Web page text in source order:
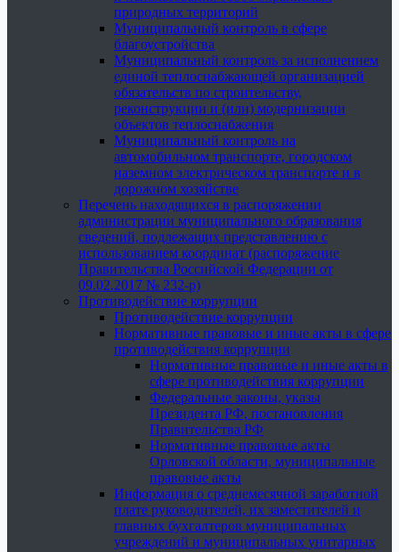
природных территорий
Муниципальный контроль в сфере
благоустройства
Муниципальный контроль за исполнением
единой теплоснабжающей организацией
обязательств по строительству,
реконструкции и (или) модернизации
объектов теплоснабжения
Муниципальный контроль на
автомобильном транспорте, городском
наземном электрическом транспорте и в
дорожном хозяйстве
Перечень находящихся в распоряжении
администрации муниципального образования
сведений, подлежащих представлению с
использованием координат (распоряжение
Правительства Российской Федерации от
09.02.2017 № 232-р)
Противодействие коррупции
Противодействие коррупции
Нормативные правовые и иные акты в сфере
противодействия коррупции
Нормативные правовые и иные акты в
сфере противодействия коррупции
Федеральные законы, указы
Президента РФ, постановления
Правительства РФ
Нормативные правовые акты
Орловской области, муниципальные
правовые акты
Информация о среднемесячной заработной
плате руководителей, их заместителей и
главных бухгалтеров муниципальных
учреждений и муниципальных унитарных